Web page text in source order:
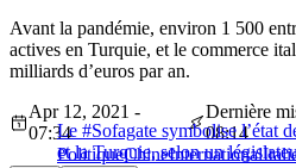
Avant la pandémie, environ 1 500
actives en Turquie, et le commerce
milliards d’euros par an.
Le #Sofagate symbolise l’état
et la Turquie, selon un
Apr 12, 2021 -
07:34
Dernière
08:14
PolitiqueChineInternational